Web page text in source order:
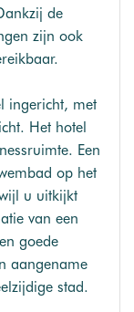
de
zijn ook
ingericht, met
Het hotel
Een
op het
u uitkijkt
van een
goede
aangename
stad.